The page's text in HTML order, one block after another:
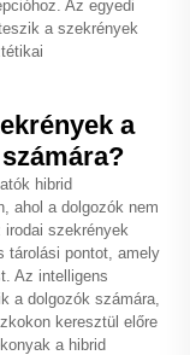
Az egyedi
a szekrények
a
hibrid
ahol a dolgozók nem
irodai szekrények
tárolási pontot, amely
Az intelligens
a dolgozók számára,
keresztül előre
a hibrid